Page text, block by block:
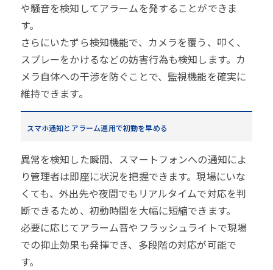
や騒音を検知してアラームを発することができま
す。
さらにいたずら検知機能で、カメラを覆う、叩く、
スプレーをかけるなどの妨害行為も検知します。カ
メラ自体への干渉を防ぐことで、監視機能を確実に
維持できます。
スマホ通知とアラーム運用で初動を早める
異常を検知した瞬間、スマートフォンへの通知によ
り管理者は即座に状況を把握できます。現場にいな
くても、外出先や夜間でもリアルタイムで対応を判
断できるため、初動時間を大幅に短縮できます。
必要に応じてアラーム音やフラッシュライトで現場
での抑止効果も発揮でき、多段階の対応が可能で
す。